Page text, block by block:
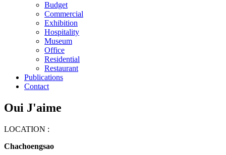
Budget
Commercial
Exhibition
Hospitality
Museum
Office
Residential
Restaurant
Publications
Contact
Oui J'aime
LOCATION :
Chachoengsao